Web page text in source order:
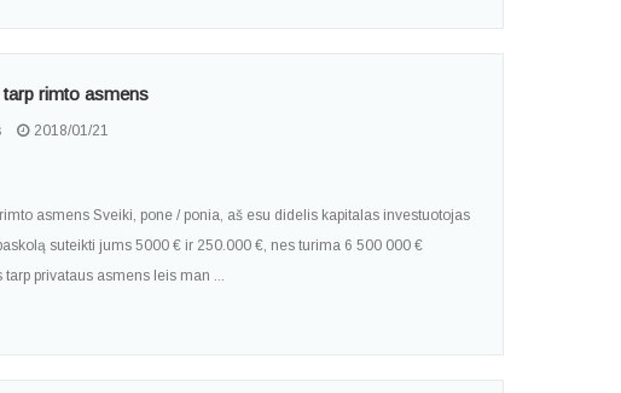
rimto asmens
2018/01/21
asmens Sveiki, pone / ponia, aš esu didelis kapitalas investuotojas
suteikti jums 5000 € ir 250.000 €, nes turima 6 500 000 €
tarp privataus asmens leis man ...